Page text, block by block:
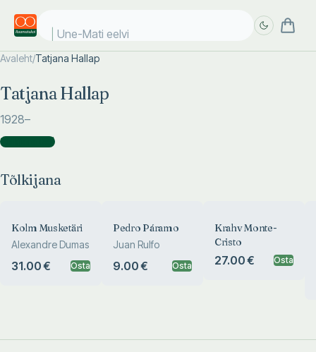
Une-Mati eelvii
Avaleht/Tatjana Hallap
Tatjana Hallap
1928–
Tõlkijana )
Tõlkijana
Kolm Musketäri
Alexandre Dumas
31.00 € Osta
Pedro Páramo
Juan Rulfo
9.00 € Osta
Krahv Monte-
Cristo
27.00 € Osta